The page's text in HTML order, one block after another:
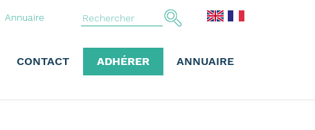
Annuaire
CONTACT ADHÉRER ANNUAIRE